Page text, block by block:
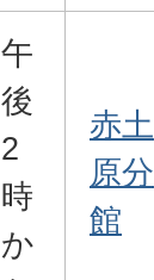
午
後
2
時
か
赤土
原分
館